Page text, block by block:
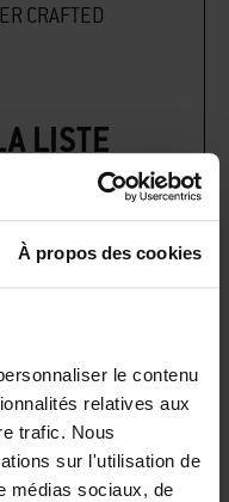
À propos des cookies
le contenu
relatives aux
trafic. Nous
sur l'utilisation de
médias sociaux, de
CRAFTED
LISTE